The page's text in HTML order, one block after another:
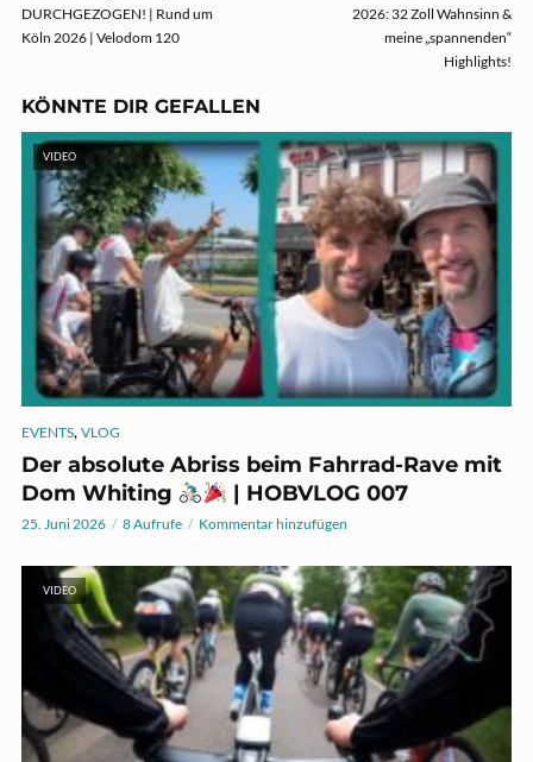
DURCHGEZOGEN! | Rund um
Köln 2026 | Velodom 120
2026: 32 Zoll Wahnsinn &
meine „spannenden“
Highlights!
KÖNNTE DIR GEFALLEN
VIDEO
EVENTS, VLOG
Der absolute Abriss beim Fahrrad-Rave mit
Dom Whiting
| HOBVLOG 007
25. Juni 2026 8 Aufrufe Kommentar hinzufügen
VIDEO